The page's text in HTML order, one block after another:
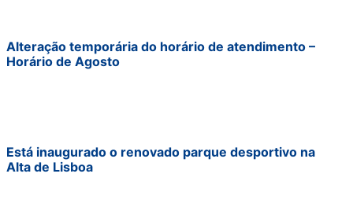
Alteração temporária do horário de atendimento –
Horário de Agosto
Está inaugurado o renovado parque desportivo na
Alta de Lisboa